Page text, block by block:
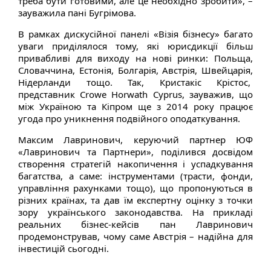
зауважила пані Бугрімова.
В рамках дискусійної панелі «Візія бізнесу» багато
уваги приділялося тому, які юрисдикції більш
привабливі для виходу на нові ринки: Польща,
Словаччина, Естонія, Болгарія, Австрія, Швейцарія,
Нідерланди тощо. Так, Кристакіс Крістос,
представник Crowe Horwath Cyprus, зауважив, що
між Україною та Кіпром ще з 2014 року працює
угода про уникнення подвійного оподаткування.
Максим Лавринович, керуючий партнер ЮФ
«Лавринович та Партнери», поділився досвідом
створення стратегій накопичення і успадкування
багатства, а саме: інструментами (трасти, фонди,
управління рахунками тощо), що пропонуються в
різних країнах, та дав їм експертну оцінку з точки
зору українського законодавства. На прикладі
реальних бізнес-кейсів пан Лавринович
продемонстрував, чому саме Австрія – надійна для
інвестицій сьогодні.